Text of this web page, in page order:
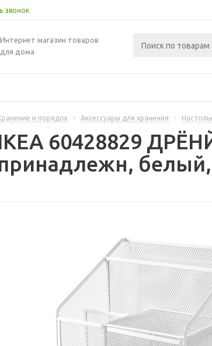
звонок
Интернет магазин товаров
для дома
и порядок - Аксессуары для хранения -
60428829
белый,